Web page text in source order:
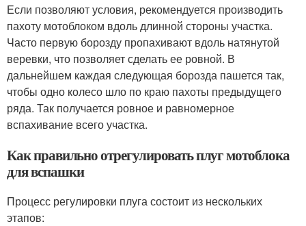
Если позволяют условия, рекомендуется производить
пахоту мотоблоком вдоль длинной стороны участка.
Часто первую борозду пропахивают вдоль натянутой
веревки, что позволяет сделать ее ровной. В
дальнейшем каждая следующая борозда пашется так,
чтобы одно колесо шло по краю пахоты предыдущего
ряда. Так получается ровное и равномерное
вспахивание всего участка.
Как правильно отрегулировать плуг мотоблока
для вспашки
Процесс регулировки плуга состоит из нескольких
этапов: